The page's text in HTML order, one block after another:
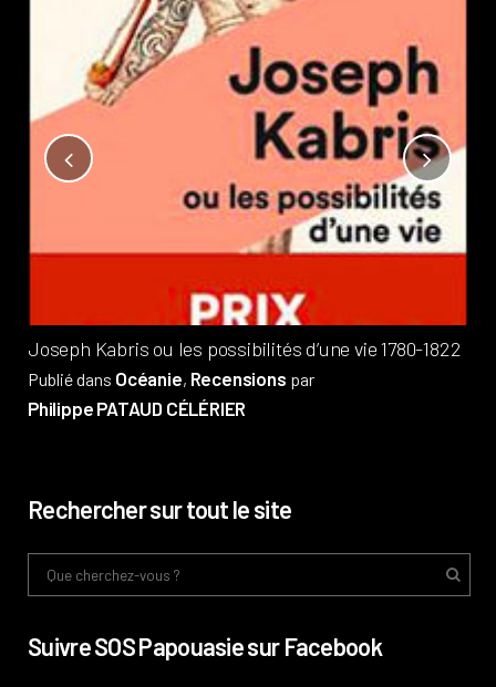
Joseph Kabris ou les possibilités d’une vie 1780-1822
Publié dans Océanie, Recensions par
Philippe PATAUD CÉLÉRIER
Rechercher sur tout le site
Suivre SOS Papouasie sur Facebook